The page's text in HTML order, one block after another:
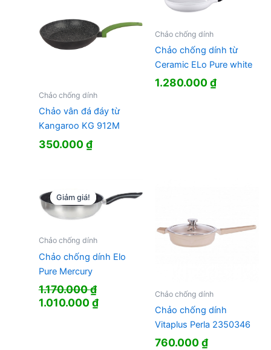
Chảo chống dính
Chảo vân đá đáy từ
Kangaroo KG 912M
350.000₫
Chảo chống dính
Chảo chống dính từ
Ceramic ELo Pure white
1.280.000₫
Giảm giá!
Giảm giá!
Chảo chống dính
Chảo chống dính Elo
Pure Mercury
1.170.000₫
Giá
1.010.000₫Giá
Chảo chống dính
Chảo chống dính
Vitaplus Perla 2350346
760.000₫